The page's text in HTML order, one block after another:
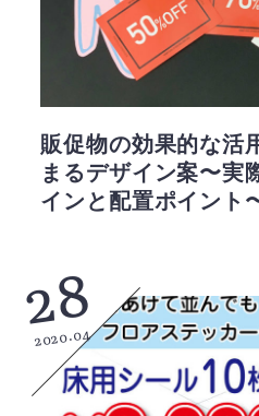
販促物の効果的な活
まるデザイン案〜実
インと配置ポイント
28
2020.04